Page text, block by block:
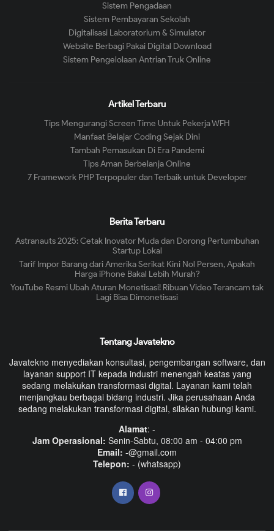
Sistem Pengadaan
Sistem Pembayaran Sekolah
Digitalisasi Laboratorium & Simulator
Website Berbagi Pakai Digital Download
Sistem Pengelolaan Antrian Truk Online
Artikel Terbaru
Tips Mengurangi Screen Time Untuk Pekerja WFH
Manfaat Belajar Coding Sejak Dini
Tambah Pemasukan Di Era Pandemi
Tips Aman Berbelanja Online
7 Framework PHP Terpopuler dan Terbaik untuk Developer
Berita Terbaru
Astranauts 2025: Cetak Inovator Muda dan Dorong Pertumbuhan
Startup Lokal
Tarif Impor Barang dari Amerika Serikat Kini Nol Persen, Apakah
Harga iPhone Bakal Lebih Murah?
YouTube Resmi Ubah Aturan Monetisasi! Ribuan Video Terancam tak
Lagi Bisa Dimonetisasi
Tentang Javatekno
Javatekno menyediakan konsultasi, pengembangan software, dan
layanan support IT kepada industri menengah keatas yang
sedang melakukan transformasi digital. Layanan kami telah
menjangkau berbagai bidang industri. Jika perusahaan Anda
sedang melakukan transformasi digital, silakan hubungi kami.
Alamat: -
Jam Operasional: Senin-Sabtu, 08:00 am - 04:00 pm
Email: -@gmail.com
Telepon: - (whatsapp)